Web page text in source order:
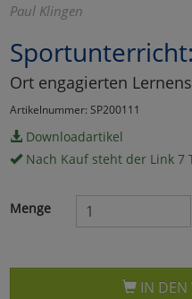
Paul Klingen
Sportunterricht:
Ort engagierten Lernens
Artikelnummer: SP200111
Downloadartikel
Nach Kauf steht der Link 7
Menge
IN DEN
Umfragetools
Cookies
Alle